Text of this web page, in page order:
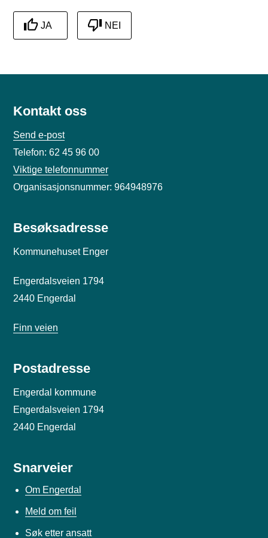
JA NEI
Kontakt oss
Send e-post
Telefon: 62 45 96 00
Viktige telefonnummer
Organisasjonsnummer: 964948976
Besøksadresse
Kommunehuset Enger
Engerdalsveien 1794
2440 Engerdal
Finn veien
Postadresse
Engerdal kommune
Engerdalsveien 1794
2440 Engerdal
Snarveier
Om Engerdal
Meld om feil
Søk etter ansatt